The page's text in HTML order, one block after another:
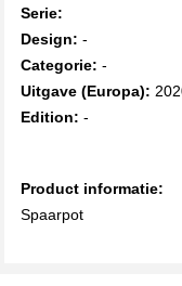
Serie:
Design: -
Categorie: -
Uitgave (Europa):
Edition: -
Product informatie:
Spaarpot